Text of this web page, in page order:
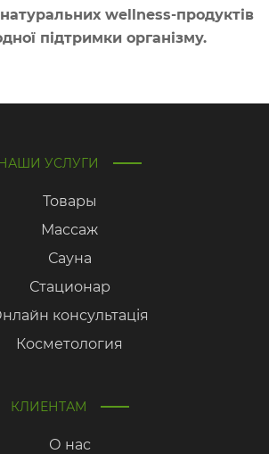
натуральних wellness-продуктів
підтримки організму.
УСЛУГИ
Товары
Массаж
Сауна
Стационар
консультація
Косметология
КЛИЕНТАМ
О нас